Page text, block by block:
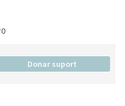
0
Donar suport